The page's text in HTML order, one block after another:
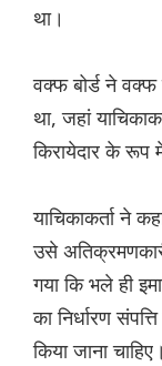
था।
वक्फ बोर्ड ने
था, जहां
किरायेदार के रूप
याचिकाकर्ता ने
उसे
गया कि भले ही
का निर्धारण
किया जाना चाहिए।